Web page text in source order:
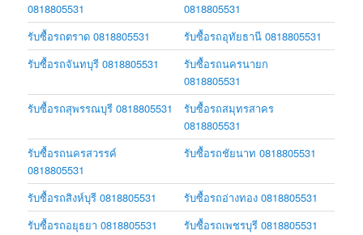
0818805531
0818805531
รับซื้อรถตราด 0818805531
รับซื้อรถอุทัยธานี 0818805531
รับซื้อรถจันทบุรี 0818805531
รับซื้อรถนครนายก
0818805531
รับซื้อรถสุพรรณบุรี 0818805531
รับซื้อรถสมุทรสาคร
0818805531
รับซื้อรถนครสวรรค์
0818805531
รับซื้อรถชัยนาท 0818805531
รับซื้อรถสิงห์บุรี 0818805531
รับซื้อรถอ่างทอง 0818805531
รับซื้อรถอยุธยา 0818805531
รับซื้อรถเพชรบุรี 0818805531